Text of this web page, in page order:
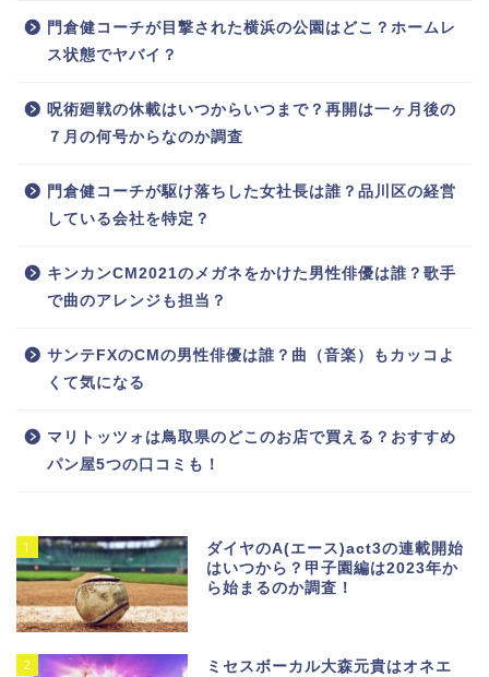
門倉健コーチが目撃された横浜の公園はどこ？ホームレ
ス状態でヤバイ？
呪術廻戦の休載はいつからいつまで？再開は一ヶ月後の
７月の何号からなのか調査
門倉健コーチが駆け落ちした女社長は誰？品川区の経営
している会社を特定？
キンカンCM2021のメガネをかけた男性俳優は誰？歌手
で曲のアレンジも担当？
サンテFXのCMの男性俳優は誰？曲（音楽）もカッコよ
くて気になる
マリトッツォは鳥取県のどこのお店で買える？おすすめ
パン屋5つの口コミも！
1
ダイヤのA(エース)act3の連載開始
はいつから？甲子園編は2023年か
ら始まるのか調査！
2
ミセスボーカル大森元貴はオネエ